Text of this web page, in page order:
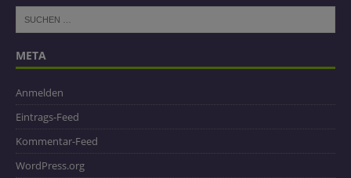
META
Anmelden
Eintrags-Feed
Kommentar-Feed
WordPress.org